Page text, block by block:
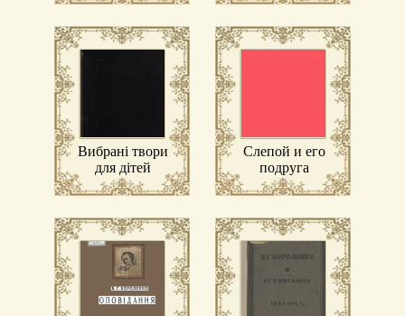
Вибрані твори
для дітей
Слепой и его
подруга